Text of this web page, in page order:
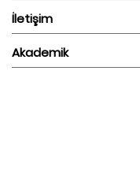
İletişim
Akademik